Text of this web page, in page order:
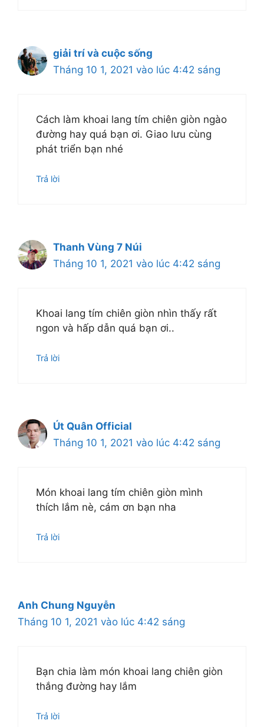
giải trí và cuộc sống
Tháng 10 1, 2021 vào lúc 4:42 sáng
Cách làm khoai lang tím chiên giòn ngào
đường hay quá bạn ơi. Giao lưu cùng
phát triển bạn nhé
Trả lời
Thanh Vùng 7 Núi
Tháng 10 1, 2021 vào lúc 4:42 sáng
Khoai lang tím chiên giòn nhìn thấy rất
ngon và hấp dẫn quá bạn ơi..
Trả lời
Út Quân Official
Tháng 10 1, 2021 vào lúc 4:42 sáng
Món khoai lang tím chiên giòn mình
thích lắm nè, cám ơn bạn nha
Trả lời
Anh Chung Nguyễn
Tháng 10 1, 2021 vào lúc 4:42 sáng
Bạn chia làm món khoai lang chiên giòn
thắng đường hay lắm
Trả lời